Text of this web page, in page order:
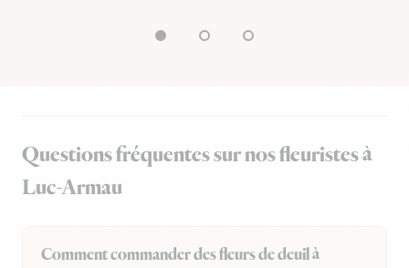
Questions fréquentes sur nos fleuristes à
Luc-Armau
Comment commander des fleurs de deuil à